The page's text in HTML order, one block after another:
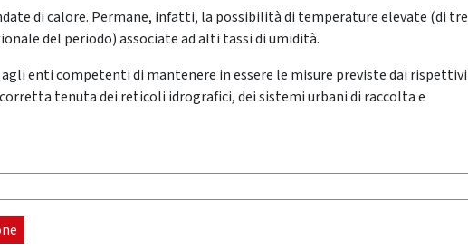
di calore. Permane, infatti, la possibilità di temperature elevate (di tre
del periodo) associate ad alti tassi di umidità.
enti competenti di mantenere in essere le misure previste dai rispettivi
tenuta dei reticoli idrografici, dei sistemi urbani di raccolta e